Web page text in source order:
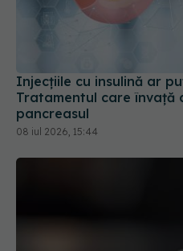
Injecțiile cu insulină ar
Tratamentul care învață
pancreasul